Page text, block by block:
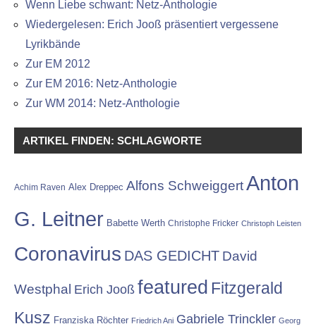
Wenn Liebe schwant: Netz-Anthologie
Wiedergelesen: Erich Jooß präsentiert vergessene
Lyrikbände
Zur EM 2012
Zur EM 2016: Netz-Anthologie
Zur WM 2014: Netz-Anthologie
ARTIKEL FINDEN: SCHLAGWORTE
Achim Raven Alex Dreppec Alfons SchweiggertAnton
G. Leitner Babette Werth Christophe Fricker Christoph Leisten
Coronavirus DAS GEDICHT David
Westphal Erich Jooß featured Fitzgerald
Kusz Franziska Röchter Friedrich Ani Gabriele Trinckler Georg